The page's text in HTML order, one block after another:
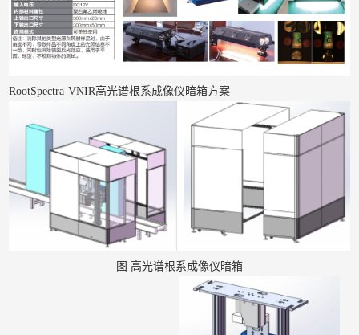
RootSpectra-VNIR高光谱根系成像仪暗箱方案
图 高光谱根系成像仪暗箱